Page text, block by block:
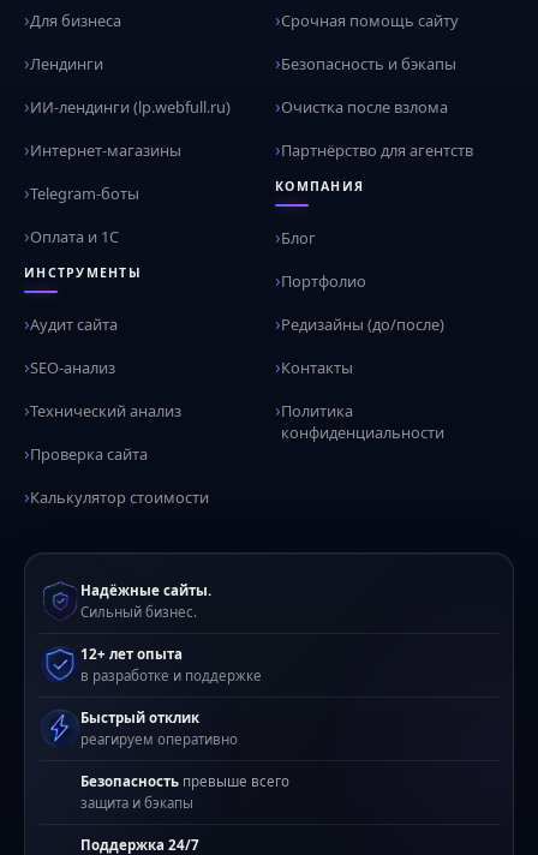
Для бизнеса
Лендинги
ИИ-лендинги (lp.webfull.ru)
Интернет-магазины
Telegram-боты
Оплата и 1С
ИНСТРУМЕНТЫ
Аудит сайта
SEO-анализ
Технический анализ
Проверка сайта
Калькулятор стоимости
Срочная помощь сайту
Безопасность и бэкапы
Очистка после взлома
Партнёрство для агентств
КОМПАНИЯ
Блог
Портфолио
Редизайны (до/после)
Контакты
Политика
конфиденциальности
Надёжные сайты.
Сильный бизнес.
12+ лет опыта
в разработке и поддержке
Быстрый отклик
реагируем оперативно
Безопасность превыше всего
защита и бэкапы
Поддержка 24/7